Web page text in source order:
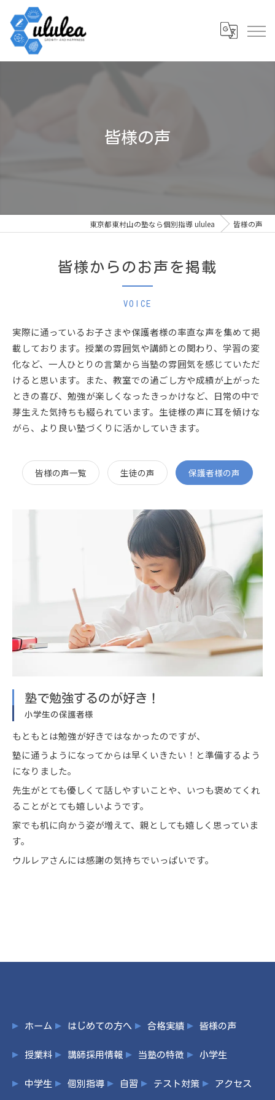
皆様の声
東京都東村山の塾なら個別指導 ululea 皆様の声
皆様からのお声を掲載
VOICE
実際に通っているお子さまや保護者様の率直な声を集めて掲
載しております。授業の雰囲気や講師との関わり、学習の変
化など、一人ひとりの言葉から当塾の雰囲気を感じていただ
けると思います。また、教室での過ごし方や成績が上がった
ときの喜び、勉強が楽しくなったきっかけなど、日常の中で
芽生えた気持ちも綴られています。生徒様の声に耳を傾けな
がら、より良い塾づくりに活かしていきます。
皆様の声一覧 生徒の声 保護者様の声
塾で勉強するのが好き！
小学生の保護者様
もともとは勉強が好きではなかったのですが、
塾に通うようになってからは早くいきたい！と準備するよう
になりました。
先生がとても優しくて話しやすいことや、いつも褒めてくれ
ることがとても嬉しいようです。
家でも机に向かう姿が増えて、親としても嬉しく思っていま
す。
ウルレアさんには感謝の気持ちでいっぱいです。
ホーム はじめての方へ 合格実績 皆様の声
授業料 講師採用情報 当塾の特徴 小学生
中学生 個別指導 自習 テスト対策 アクセス
公式LINEはこちら